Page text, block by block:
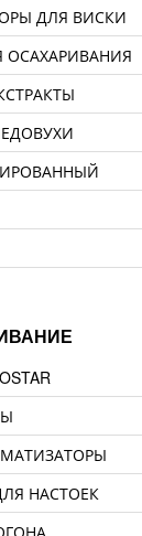
ДЛЯ ВИСКИ
НАСТОЕК